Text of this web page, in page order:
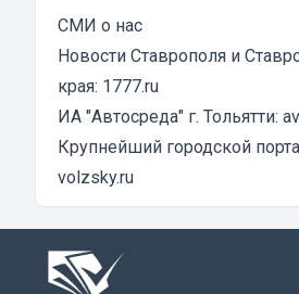
СМИ о нас
Новости Ставрополя и
края: 1777.ru
ИА "Автосреда" г. Тольятти:
Крупнейший городской
volzsky.ru